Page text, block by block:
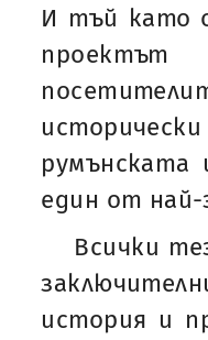
И тъй като
румънската
един от най-
Всички
история и